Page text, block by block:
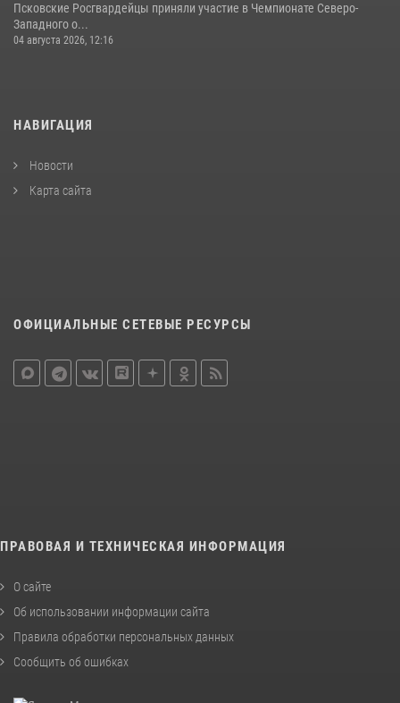
Псковские Росгвардейцы приняли участие в Чемпионате Северо-
Западного о...
04 августа 2026, 12:16
НАВИГАЦИЯ
Новости
Карта сайта
ОФИЦИАЛЬНЫЕ СЕТЕВЫЕ РЕСУРСЫ
ПРАВОВАЯ И ТЕХНИЧЕСКАЯ ИНФОРМАЦИЯ
О сайте
Об использовании информации сайта
Правила обработки персональных данных
Сообщить об ошибках